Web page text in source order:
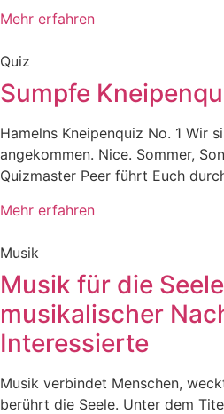
Mehr erfahren
Quiz
Sumpfe
Hamelns Kneipenquiz No. 1 Wir
angekommen. Nice. Sommer,
Quizmaster Peer führt Euch
Mehr erfahren
Musik
Musik für die
musikalischer
Interessierte
Musik verbindet Menschen,
berührt die Seele. Unter dem